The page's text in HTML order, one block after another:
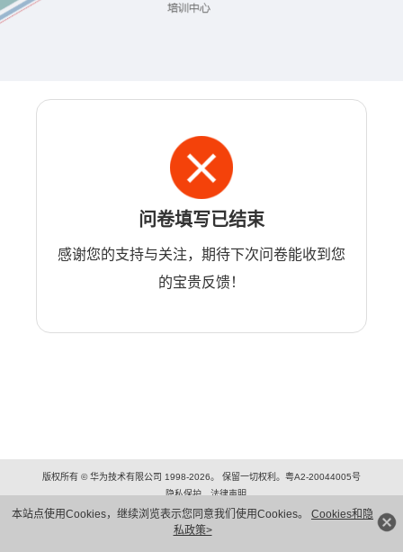
本站点使用Cookies，继续浏览表示您同意我们使用Cookies。 Cookies和隐
私政策>
问卷填写已结束
感谢您的支持与关注，期待下次问卷能收到您
的宝贵反馈！
版权所有 © 华为技术有限公司 1998-2026。 保留一切权利。粤A2-20044005号
隐私保护
法律声明